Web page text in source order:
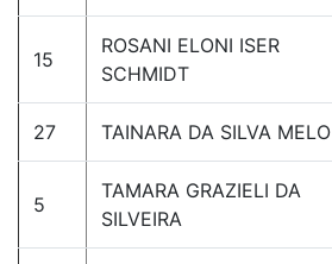
15
ROSANI ELONI ISER
SCHMIDT
27 TAINARA DA SILVA MELO
5
TAMARA GRAZIELI DA
SILVEIRA